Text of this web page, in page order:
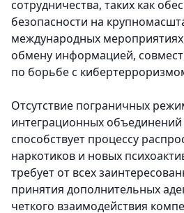
сотрудничества, таких как
безопасности на
международных
обмену информацией,
по борьбе с
Отсутствие пограничных
интеграционных
способствует процессу
наркотиков и новых
требует от всех
принятия дополнительных
четкого взаимодействия